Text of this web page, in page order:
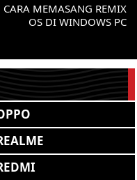
CARA MEMASANG REMIX
OS DI WINDOWS PC